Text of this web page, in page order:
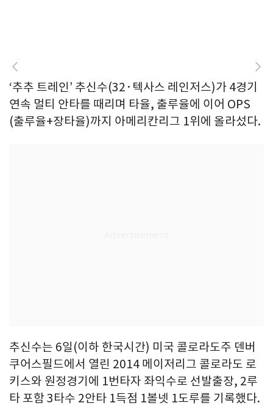
‘추추 트레인’ 추신수(32·텍사스 레인저스)가 4경기
연속 멀티 안타를 때리며 타율, 출루율에 이어 OPS
(출루율+장타율)까지 아메리칸리그 1위에 올라섰다.
추신수는 6일(이하 한국시간) 미국 콜로라도주 덴버
쿠어스필드에서 열린 2014 메이저리그 콜로라도 로
키스와 원정경기에 1번타자 좌익수로 선발출장, 2루
타 포함 3타수 2안타 1득점 1볼넷 1도루를 기록했다.